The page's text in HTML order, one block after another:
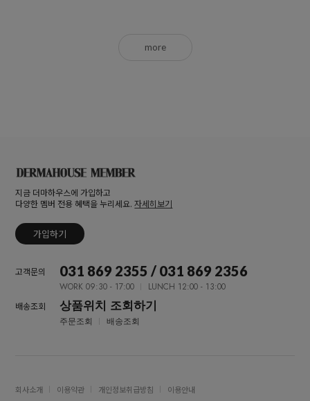
more
지금 더마하우스에 가입하고
다양한 멤버 전용 혜택을 누리세요.자세히보기
가입하기
고객문의 031 869 2355 / 031 869 2356
WORK 09:30 - 17:00 LUNCH 12:00 - 13:00
배송조회 상품위치 조회하기
주문조회 배송조회
회사소개 이용약관 개인정보취급방침 이용안내